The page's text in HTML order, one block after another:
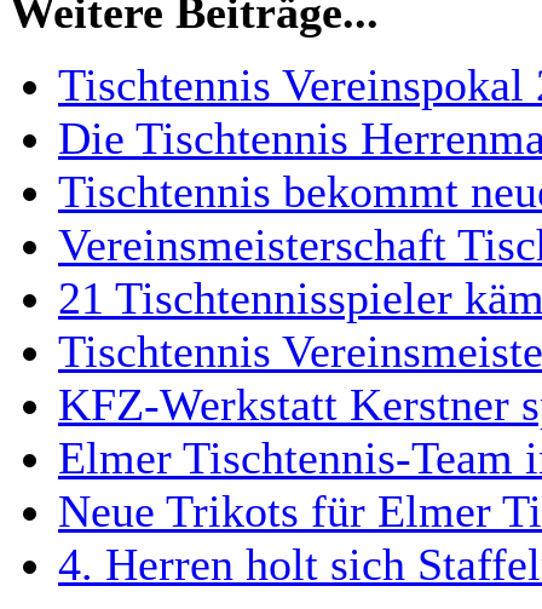
Weitere Beiträge...
Tischtennis Vereinspokal
Die Tischtennis
Tischtennis bekommt
Vereinsmeisterschaft
21 Tischtennisspieler
Tischtennis
KFZ-Werkstatt Kerstner
Elmer Tischtennis-Team
Neue Trikots für Elmer
4. Herren holt sich